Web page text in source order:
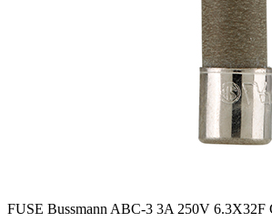
FUSE Bussmann ABC-3 3A 250V 6.3X32F